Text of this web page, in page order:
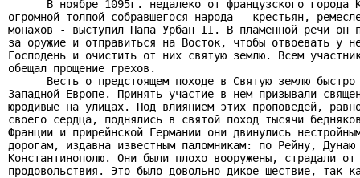
В ноябре 1095г. недалеко от французского города
огромной толпой собравшегося народа - крестьян,
монахов - выступил Папа Урбан II. В пламенной речи он
за оружие и отправиться на Восток, чтобы отвоевать у
Господень и очистить от них святую землю. Всем
обещал прощение грехов.
Весть о предстоящем походе в Святую землю быстро
Западной Европе. Принять участие в нем призывали
юродивые на улицах. Под влиянием этих проповедей,
своего сердца, поднялись в святой поход тысячи
Франции и прирейнской Германии они двинулись
дорогам, издавна известным паломникам: по Рейну,
Константинополю. Они были плохо вооружены, страдали от
продовольствия. Это было довольно дикое шествие, так